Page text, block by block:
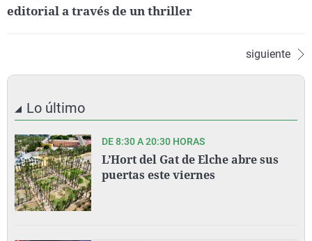
editorial a través de un thriller
siguiente
Lo último
DE 8:30 A 20:30 HORAS
L’Hort del Gat de Elche abre sus
puertas este viernes